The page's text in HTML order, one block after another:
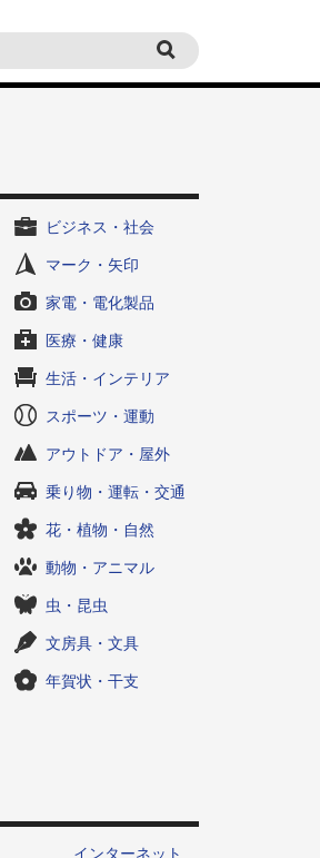
ビジネス・社会
マーク・矢印
家電・電化製品
医療・健康
生活・インテリア
スポーツ・運動
アウトドア・屋外
乗り物・運転・交通
花・植物・自然
動物・アニマル
虫・昆虫
文房具・文具
年賀状・干支
インターネット